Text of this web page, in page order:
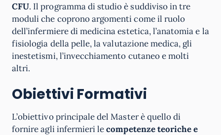
CFU. Il programma di studio è suddiviso in tre
moduli che coprono argomenti come il ruolo
dell’infermiere di medicina estetica, l’anatomia e la
fisiologia della pelle, la valutazione medica, gli
inestetismi, l’invecchiamento cutaneo e molti
altri.
Obiettivi Formativi
L’obiettivo principale del Master è quello di
fornire agli infermieri lecompetenze teoriche e